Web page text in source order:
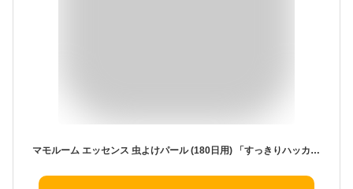
マモルーム エッセンス 虫よけパール (180日用) 「すっきりハッカ」 置くだけ 虫よけ消臭芳香剤 ポッド (アース製薬)